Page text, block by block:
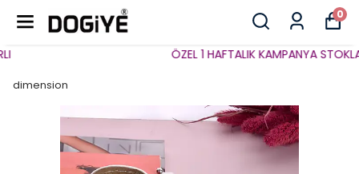
0
ÖZEL 1 HAFTALIK KAMPANYA
dimension